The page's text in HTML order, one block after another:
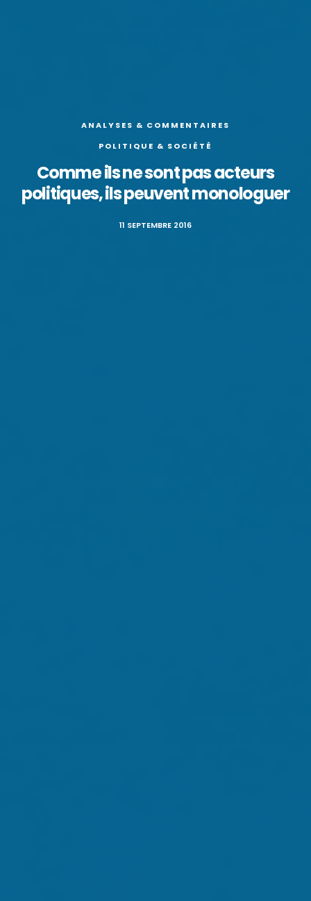
ANALYSES & COMMENTAIRES
POLITIQUE & SOCIÉTÉ
Comme ils ne sont pas acteurs
politiques, ils peuvent monologuer
11 SEPTEMBRE 2016